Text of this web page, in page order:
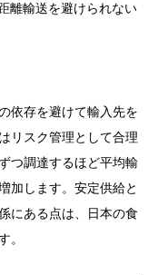
離輸送を避けられない
依存を避けて輸入先を
リスク管理として合理
つ調達するほど平均輸
加します。安定供給と
にある点は、日本の食
。